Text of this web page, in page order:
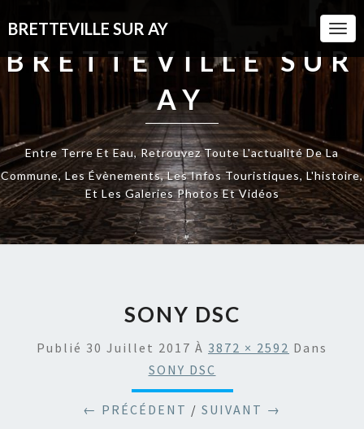
BRETTEVILLE SUR AY
BRETTEVILLE SUR
AY
Entre Terre Et Eau, Retrouvez Toute L'actualité De La
Commune, Les Évènements, Les Infos Touristiques, L'histoire,
Et Les Galeries Photos Et Vidéos
SONY DSC
Publié 30 Juillet 2017 À 3872 × 2592 Dans
SONY DSC
← PRÉCÉDENT / SUIVANT →